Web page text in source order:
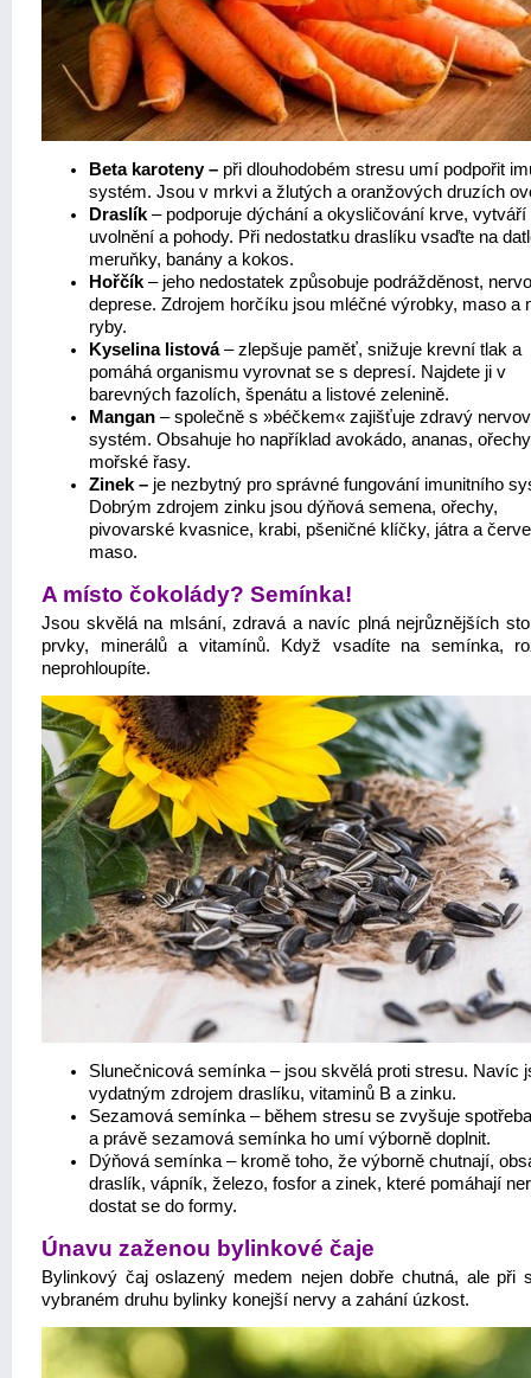
Beta karoteny – při dlouhodobém stresu umí podpořit
systém. Jsou v mrkvi a žlutých a oranžových druzích
Draslík – podporuje dýchání a okysličování krve, vytváří
uvolnění a pohody. Při nedostatku draslíku vsaďte na
meruňky, banány a kokos.
Hořčík – jeho nedostatek způsobuje podrážděnost,
deprese. Zdrojem horčíku jsou mléčné výrobky, maso a
ryby.
Kyselina listová– zlepšuje paměť, snižuje krevní tlak a
pomáhá organismu vyrovnat se s depresí. Najdete ji v
barevných fazolích, špenátu a listové zelenině.
Mangan – společně s »béčkem« zajišťuje zdravý
systém. Obsahuje ho například avokádo, ananas,
mořské řasy.
Zinek – je nezbytný pro správné fungování imunitního
Dobrým zdrojem zinku jsou dýňová semena, ořechy,
pivovarské kvasnice, krabi, pšeničné klíčky, játra a
maso.
A místo čokolády? Semínka!
Jsou skvělá na mlsání, zdravá a navíc plná nejrůznějších
prvky, minerálů a vitamínů. Když vsadíte na semínka,
neprohloupíte.
Slunečnicová semínka – jsou skvělá proti stresu. Navíc
vydatným zdrojem draslíku, vitaminů B a zinku.
Sezamová semínka – během stresu se zvyšuje
a právě sezamová semínka ho umí výborně doplnit.
Dýňová semínka – kromě toho, že výborně chutnají,
draslík, vápník, železo, fosfor a zinek, které pomáhají
dostat se do formy.
Únavu zaženou bylinkové čaje
Bylinkový čaj oslazený medem nejen dobře chutná, ale při
vybraném druhu bylinky konejší nervy a zahání úzkost.